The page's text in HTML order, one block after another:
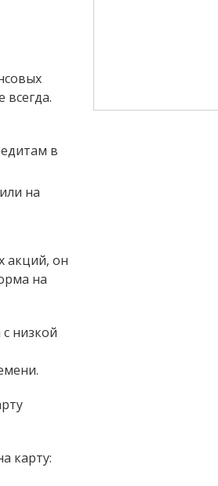
всегда.
в
на
акций, он
на
низкой
карту: